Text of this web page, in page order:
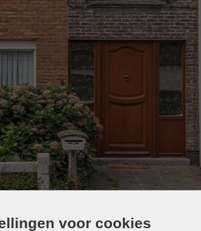
voor cookies